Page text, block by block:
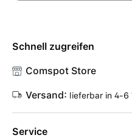
Schnell zugreifen
Comspot Store
Versand: lieferbar in 4-6
Service